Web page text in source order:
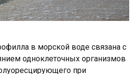
в морской воде связана с
одноклеточных организмов
при